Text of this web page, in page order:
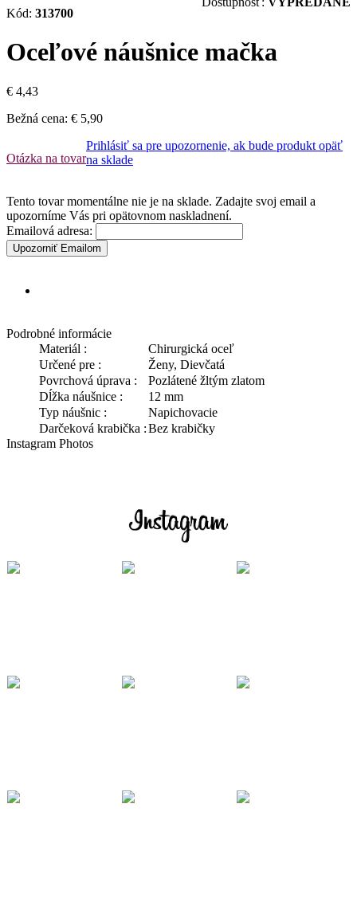
Kód: 313700
Oceľové náušnice mačka
€ 4,43
Bežná cena: € 5,90
Otázka na tovar
Prihlásiť sa pre upozornenie, ak bude produkt opäť
na sklade
Tento tovar momentálne nie je na sklade. Zadajte svoj email a
upozorníme Vás pri opätovnom naskladnení.
Emailová adresa:
Upozorniť Emailom
Podrobné informácie
Materiál :
Chirurgická oceľ
Určené pre :
Ženy, Dievčatá
Povrchová úprava :
Pozlátené žltým zlatom
Dĺžka náušnice :
12 mm
Typ náušnic :
Napichovacie
Darčeková krabička :Bez krabičky
Instagram Photos